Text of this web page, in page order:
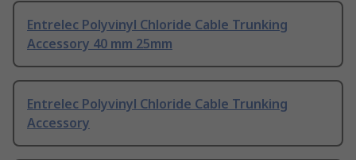
Entrelec Polyvinyl Chloride Cable Trunking
Accessory 40 mm 25mm
Entrelec Polyvinyl Chloride Cable Trunking
Accessory